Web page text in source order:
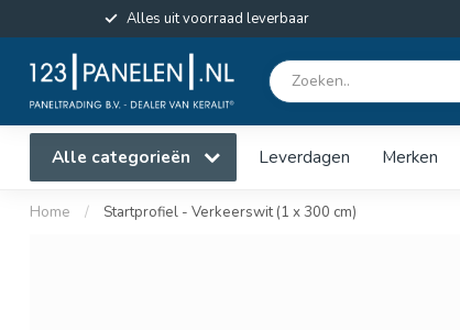
Alles uit voorraad leverbaar
Alle categorieën Leverdagen Merken
Home / Startprofiel - Verkeerswit (1 x 300 cm)